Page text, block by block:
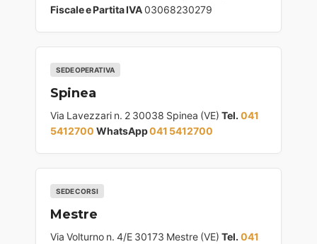
Fiscale e Partita IVA03068230279
SEDE OPERATIVA
Spinea
Via Lavezzari n. 2 30038 Spinea (VE) Tel. 041
5412700 WhatsApp041 5412700
SEDE CORSI
Mestre
Via Volturno n. 4/E 30173 Mestre (VE) Tel. 041